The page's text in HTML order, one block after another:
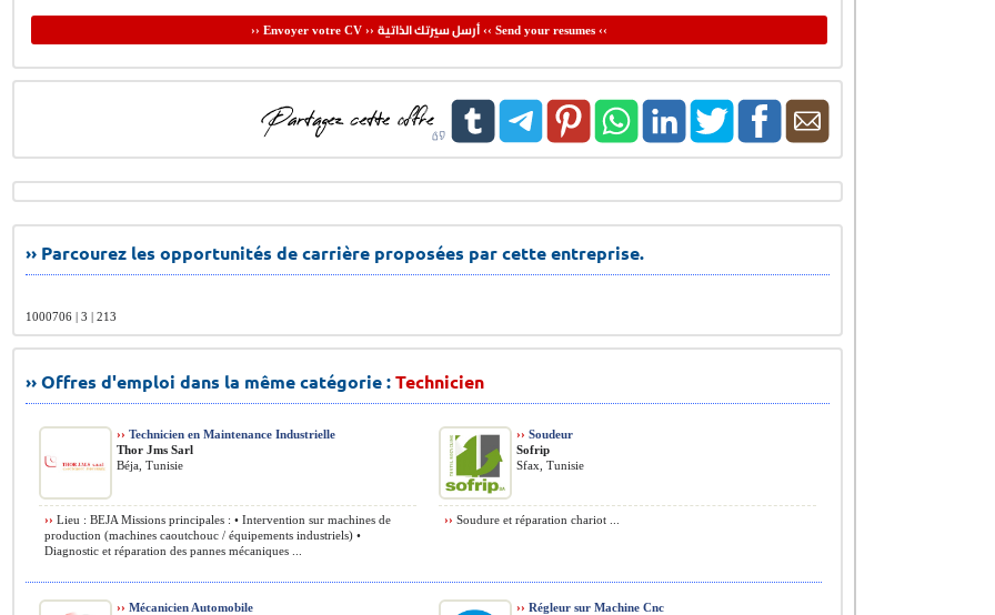
›› Envoyer votre CV ›› أرسل سيرتك الذاتية‹‹ Send your resumes ‹‹
›› Parcourez les opportunités de carrière proposées par cette entreprise.
1000706 | 3 | 213
›› Offres d'emploi dans la même catégorie :Technicien
›› Technicien en Maintenance Industrielle
Thor Jms Sarl
Béja, Tunisie
›› Lieu : BEJA Missions principales : • Intervention sur machines de
production (machines caoutchouc / équipements industriels) •
Diagnostic et réparation des pannes mécaniques ...
›› Soudeur
Sofrip
Sfax, Tunisie
›› Soudure et réparation chariot ...
›› Mécanicien Automobile
›› Régleur sur Machine Cnc